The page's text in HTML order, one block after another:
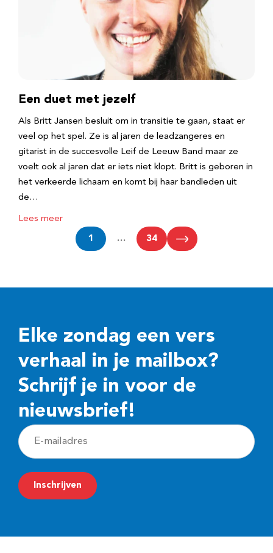
Een duet met jezelf
Als Britt Jansen besluit om in transitie te gaan, staat er
veel op het spel. Ze is al jaren de leadzangeres en
gitarist in de succesvolle Leif de Leeuw Band maar ze
voelt ook al jaren dat er iets niet klopt. Britt is geboren in
het verkeerde lichaam en komt bij haar bandleden uit
de…
Lees meer
1 … 34
Elke zondag een vers
verhaal in je mailbox?
Schrijf je in voor de
nieuwsbrief!
E
-
m
a
Inschrijven